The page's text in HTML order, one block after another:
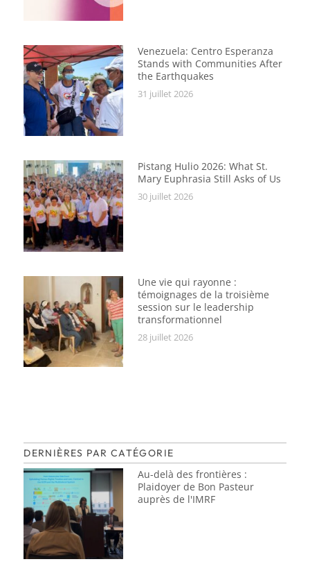
Venezuela: Centro Esperanza
Stands with Communities After
the Earthquakes
31 juillet 2026
Pistang Hulio 2026: What St.
Mary Euphrasia Still Asks of Us
30 juillet 2026
Une vie qui rayonne :
témoignages de la troisième
session sur le leadership
transformationnel
28 juillet 2026
DERNIÈRES PAR CATÉGORIE
Au-delà des frontières :
Plaidoyer de Bon Pasteur
auprès de l'IMRF